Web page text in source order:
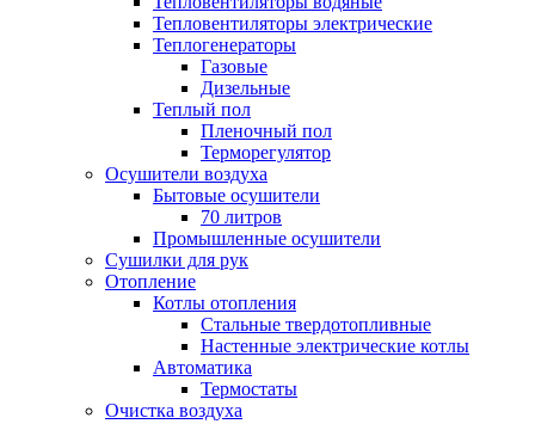
Тепловентиляторы электрические
Теплогенераторы
Газовые
Дизельные
Теплый пол
Пленочный пол
Терморегулятор
Осушители воздуха
Бытовые осушители
70 литров
Промышленные осушители
Сушилки для рук
Отопление
Котлы отопления
Стальные твердотопливные
Настенные электрические котлы
Автоматика
Термостаты
Очистка воздуха